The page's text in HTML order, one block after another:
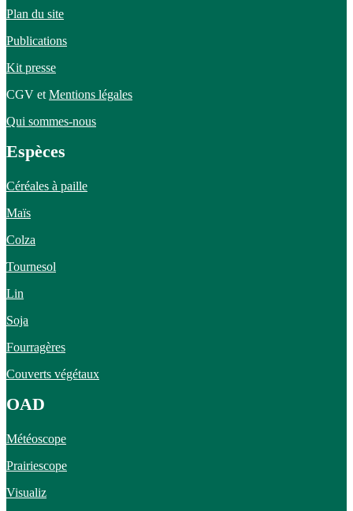
Plan du site
Publications
Kit presse
CGV et Mentions légales
Qui sommes-nous
Espèces
Céréales à paille
Maïs
Colza
Tournesol
Lin
Soja
Fourragères
Couverts végétaux
OAD
Météoscope
Prairiescope
Visualiz